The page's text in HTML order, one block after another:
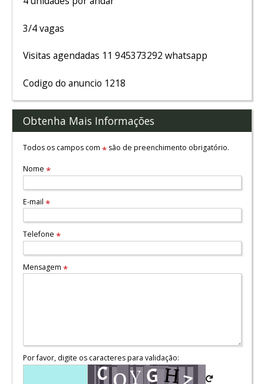
3/4 vagas
Visitas agendadas 11 945373292 whatsapp
Codigo do anuncio 1218
Obtenha Mais Informações
Todos os campos com *são de preenchimento obrigatório.
Nome *
E-mail *
Telefone *
Mensagem *
Por favor, digite os caracteres para validação: